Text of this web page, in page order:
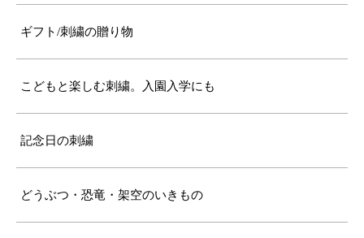
ギフト/刺繍の贈り物
こどもと楽しむ刺繍。入園入学にも
記念日の刺繍
どうぶつ・恐竜・架空のいきもの